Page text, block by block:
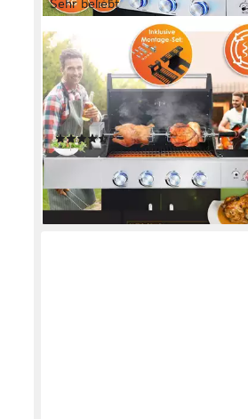
Sehr beliebt
KESSER
Grillspieß Set 116cm – Motor, 4
Fleischgabeln, bis 25kg Tragkraft,
Für Gas-, Kohle- & Smokergrills,
hitzefester Griff, ruckelfrei
(22)
64,80 €
lieferbar - in 4-5 Werktagen bei dir